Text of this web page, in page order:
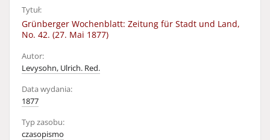
Tytuł:
Grünberger Wochenblatt: Zeitung für Stadt und Land,
No. 42. (27. Mai 1877)
Autor:
Levysohn, Ulrich. Red.
Data wydania:
1877
Typ zasobu:
czasopismo